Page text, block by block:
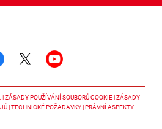
ZÁSADY POUŽÍVÁNÍ SOUBORŮ COOKIE ZÁSADY
TECHNICKÉ POŽADAVKY PRÁVNÍ ASPEKTY